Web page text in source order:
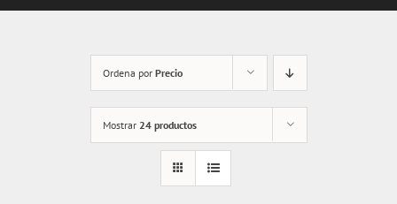
Ordena por Precio
Mostrar 24 productos